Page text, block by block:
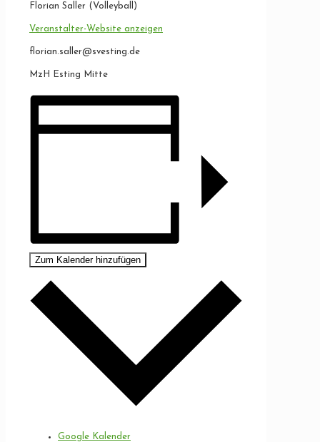
Florian Saller (Volleyball)
Veranstalter-Website anzeigen
florian.saller@svesting.de
MzH Esting Mitte
Zum Kalender hinzufügen
Google Kalender